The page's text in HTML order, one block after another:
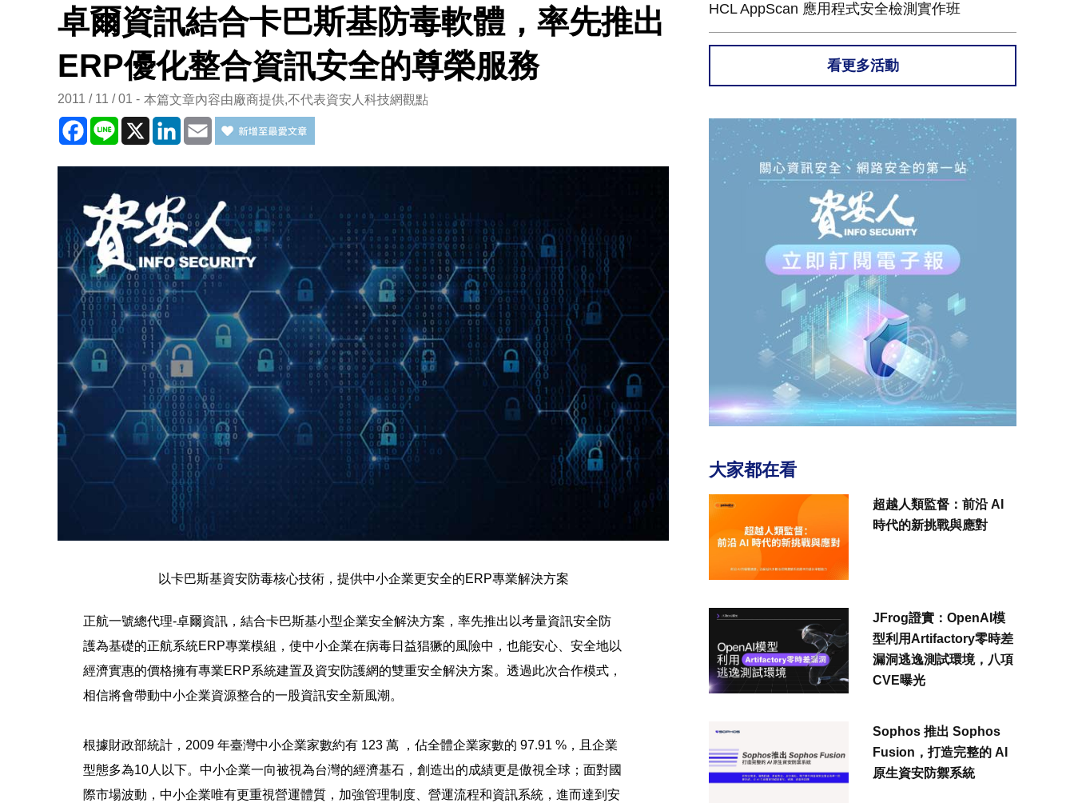
卓爾資訊結合卡巴斯基防毒軟體，率先推出
ERP優化整合資訊安全的尊榮服務
2011 / 11 / 01 本篇文章內容由廠商提供,不代表資安人科技網觀點
Facebook
Line X LinkedInEmail
以卡巴斯基資安防毒核心技術，提供中小企業更安全的ERP專業解決方案
正航一號總代理-卓爾資訊，結合卡巴斯基小型企業安全解決方案，率先推出以考量資訊安全防
護為基礎的正航系統ERP專業模組，使中小企業在病毒日益猖獗的風險中，也能安心、安全地以
經濟實惠的價格擁有專業ERP系統建置及資安防護網的雙重安全解決方案。透過此次合作模式，
相信將會帶動中小企業資源整合的一股資訊安全新風潮。
根據財政部統計， 2009 年臺灣中小企業家數約有 123 萬 ，佔全體企業家數的 97.91 % ，
且企業
型態多為10人以下。中小企業一向被視為台灣的經濟基石，創造出的成績更是傲視全球；面對國
際市場波動，中小企業唯有更重視營運體質，加強管理制度、營運流程和資訊系統，進而達到安
HCL AppScan 應用程式安全檢測實作班
看更多活動
大家都在看
超越人類監督：前沿 AI
時代的新挑戰與應對
JFrog證實：OpenAI模
型利用Artifactory零時差
漏洞逃逸測試環境，八項
CVE曝光
Sophos 推出 Sophos
Fusion，打造完整的 AI
原生資安防禦系統